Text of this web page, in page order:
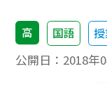
高 国語
公開日： 2018年